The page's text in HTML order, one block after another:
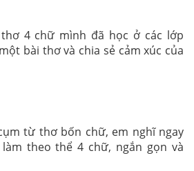
4 chữ mình đã học ở các lớp
bài thơ và chia sẻ cảm xúc của
từ thơ bốn chữ, em nghĩ ngay
theo thể 4 chữ, ngắn gọn và